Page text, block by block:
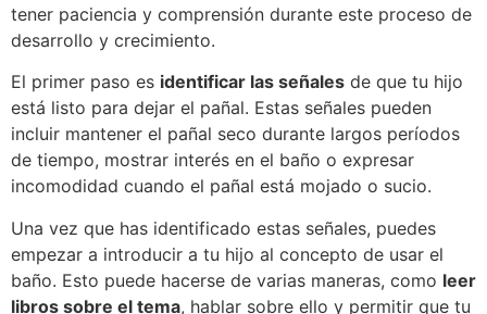
tener paciencia y comprensión durante este proceso de
desarrollo y crecimiento.
El primer paso es identificar las señales de que tu hijo
está listo para dejar el pañal. Estas señales pueden
incluir mantener el pañal seco durante largos períodos
de tiempo, mostrar interés en el baño o expresar
incomodidad cuando el pañal está mojado o sucio.
Una vez que has identificado estas señales, puedes
empezar a introducir a tu hijo al concepto de usar el
baño. Esto puede hacerse de varias maneras, como leer
libros sobre el tema, hablar sobre ello y permitir que tu